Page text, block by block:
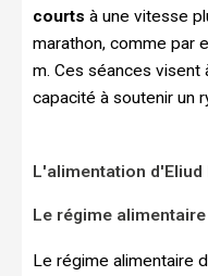
courts à une vitesse
marathon, comme par
m. Ces séances
capacité à soutenir un
L'alimentation d'Eliud
Le régime
Le régime alimentaire